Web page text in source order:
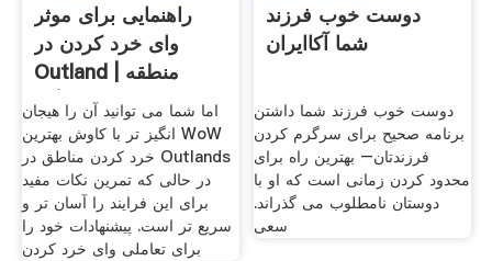
راهنمایی برای موثر
وای خرد کردن در
Outland منطقه |
دانشگاه
اما شما می توانید آن را هیجان
انگیز تر با کاوش بهترین WoW
خرد کردن مناطق در Outlands
در حالی که تمرین نکات مفید
برای این فرایند را آسان تر و
سریع تر است. پیشنهادات خود را
برای تعاملی وای خرد کردن
دوست خوب فرزند
شما آکاایران
دوست خوب فرزند شما داشتن
برنامه صحیح برای سرگرم کردن
فرزندتان– بهترین راه برای
محدود کردن زمانی است که او با
دوستان نامطلوب می گذراند.
سعی